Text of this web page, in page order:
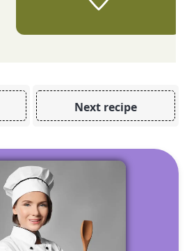
Next recipe